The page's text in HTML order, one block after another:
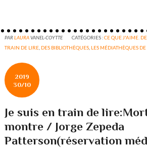
PARLAURAVANEL-COYTTE CATÉGORIES :CE QUE J'AIME.
TRAIN DE LIRE DES BIBLIOTHÈQUES LES MÉDIATHÈQUES
2019
30/10
Je suis en train de
montre / Jorge Zepeda
Patterson(réservation